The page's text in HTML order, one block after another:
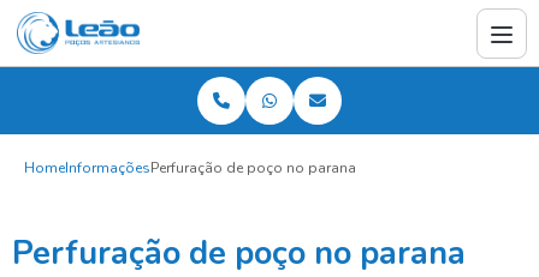
HomeInformaçõesPerfuração de poço no parana
Perfuração de poço no parana